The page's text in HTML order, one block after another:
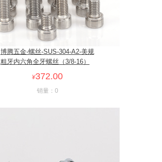
博腾五金-螺丝-SUS-304-A2-美规
粗牙内六角全牙螺丝（3/8-16）
¥372.00
销量：0